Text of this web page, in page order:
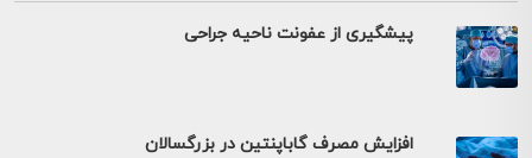
پیشگیری از عفونت ناحیه جراحی
افزایش مصرف گاباپنتین در بزرگسالان